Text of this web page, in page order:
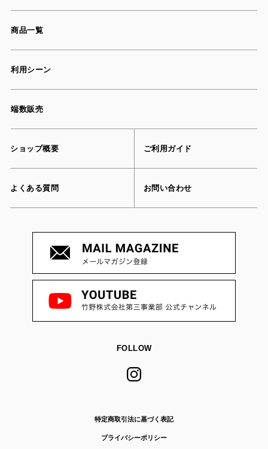
商品一覧
利用シーン
端数販売
ショップ概要 ご利用ガイド
よくある質問 お問い合わせ
FOLLOW
特定商取引法に基づく表記
プライバシーポリシー